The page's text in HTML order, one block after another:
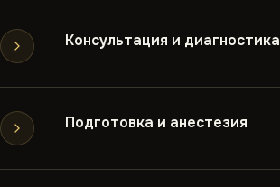
Консультация и диагностика
Подготовка и анестезия